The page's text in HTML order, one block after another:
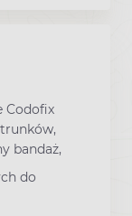
Codofix
bandaż,
do